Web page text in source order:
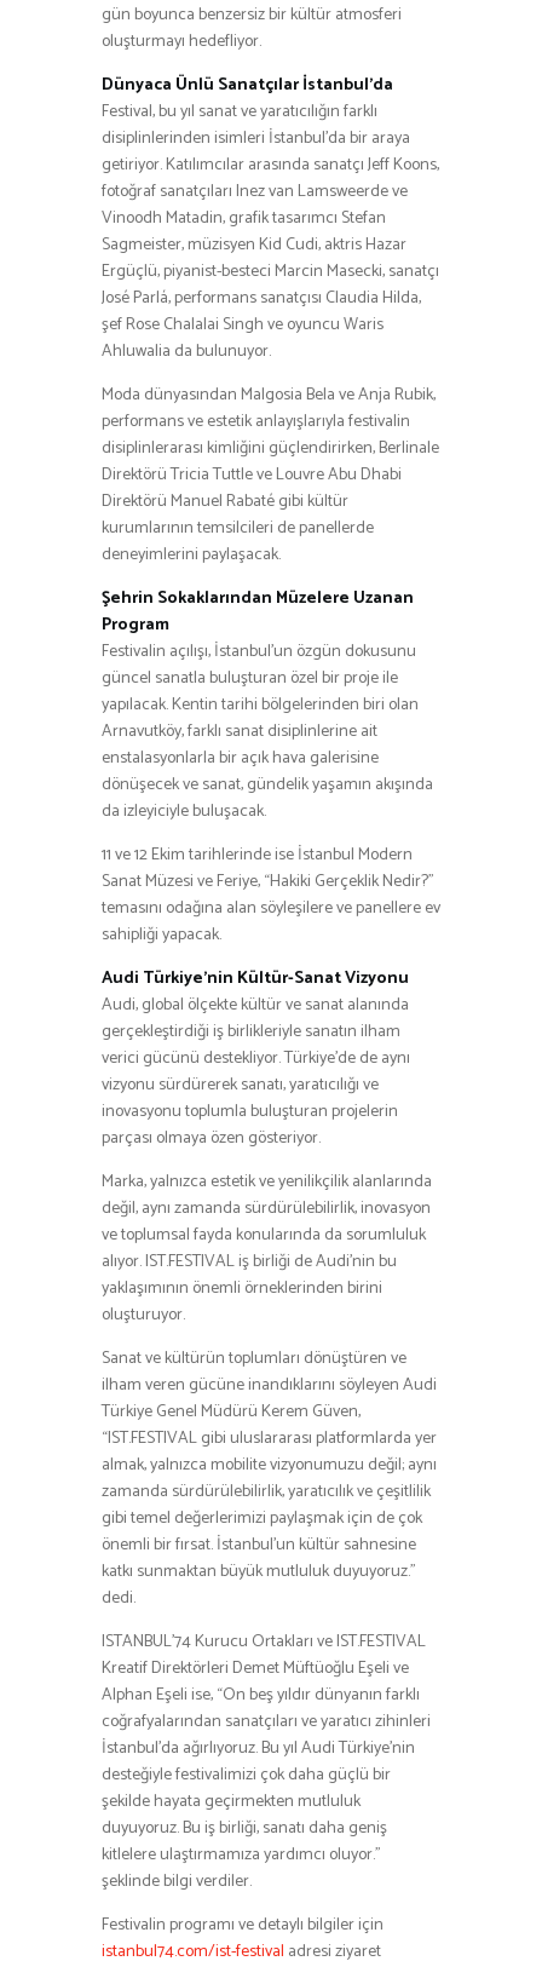
gün boyunca benzersiz bir kültür atmosferi
oluşturmayı hedefliyor.
Dünyaca Ünlü Sanatçılar İstanbul’da
Festival, bu yıl sanat ve yaratıcılığın farklı
disiplinlerinden isimleri İstanbul’da bir araya
getiriyor. Katılımcılar arasında sanatçı Jeff Koons,
fotoğraf sanatçıları Inez van Lamsweerde ve
Vinoodh Matadin, grafik tasarımcı Stefan
Sagmeister, müzisyen Kid Cudi, aktris Hazar
Ergüçlü, piyanist-besteci Marcin Masecki, sanatçı
José Parlá, performans sanatçısı Claudia Hilda,
şef Rose Chalalai Singh ve oyuncu Waris
Ahluwalia da bulunuyor.
Moda dünyasından Malgosia Bela ve Anja Rubik,
performans ve estetik anlayışlarıyla festivalin
disiplinlerarası kimliğini güçlendirirken, Berlinale
Direktörü Tricia Tuttle ve Louvre Abu Dhabi
Direktörü Manuel Rabaté gibi kültür
kurumlarının temsilcileri de panellerde
deneyimlerini paylaşacak.
Şehrin Sokaklarından Müzelere Uzanan
Program
Festivalin açılışı, İstanbul’un özgün dokusunu
güncel sanatla buluşturan özel bir proje ile
yapılacak. Kentin tarihi bölgelerinden biri olan
Arnavutköy, farklı sanat disiplinlerine ait
enstalasyonlarla bir açık hava galerisine
dönüşecek ve sanat, gündelik yaşamın akışında
da izleyiciyle buluşacak.
11 ve 12 Ekim tarihlerinde ise İstanbul Modern
Sanat Müzesi ve Feriye, “Hakiki Gerçeklik Nedir?”
temasını odağına alan söyleşilere ve panellere ev
sahipliği yapacak.
Audi Türkiye’nin Kültür-Sanat Vizyonu
Audi, global ölçekte kültür ve sanat alanında
gerçekleştirdiği iş birlikleriyle sanatın ilham
verici gücünü destekliyor. Türkiye’de de aynı
vizyonu sürdürerek sanatı, yaratıcılığı ve
inovasyonu toplumla buluşturan projelerin
parçası olmaya özen gösteriyor.
Marka, yalnızca estetik ve yenilikçilik alanlarında
değil, aynı zamanda sürdürülebilirlik, inovasyon
ve toplumsal fayda konularında da sorumluluk
alıyor. IST.FESTIVAL iş birliği de Audi’nin bu
yaklaşımının önemli örneklerinden birini
oluşturuyor.
Sanat ve kültürün toplumları dönüştüren ve
ilham veren gücüne inandıklarını söyleyen Audi
Türkiye Genel Müdürü Kerem Güven,
“IST.FESTIVAL gibi uluslararası platformlarda yer
almak, yalnızca mobilite vizyonumuzu değil; aynı
zamanda sürdürülebilirlik, yaratıcılık ve çeşitlilik
gibi temel değerlerimizi paylaşmak için de çok
önemli bir fırsat. İstanbul’un kültür sahnesine
katkı sunmaktan büyük mutluluk duyuyoruz.”
dedi.
ISTANBUL’74 Kurucu Ortakları ve IST.FESTIVAL
Kreatif Direktörleri Demet Müftüoğlu Eşeli ve
Alphan Eşeli ise, “On beş yıldır dünyanın farklı
coğrafyalarından sanatçıları ve yaratıcı zihinleri
İstanbul’da ağırlıyoruz. Bu yıl Audi Türkiye’nin
desteğiyle festivalimizi çok daha güçlü bir
şekilde hayata geçirmekten mutluluk
duyuyoruz. Bu iş birliği, sanatı daha geniş
kitlelere ulaştırmamıza yardımcı oluyor.”
şeklinde bilgi verdiler.
Festivalin programı ve detaylı bilgiler için
istanbul74.com/ist-festival adresi ziyaret